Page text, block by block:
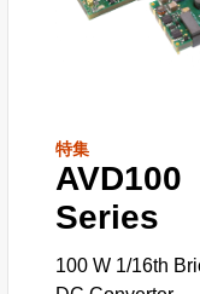
特集
AVD100
Series
100 W 1/16th